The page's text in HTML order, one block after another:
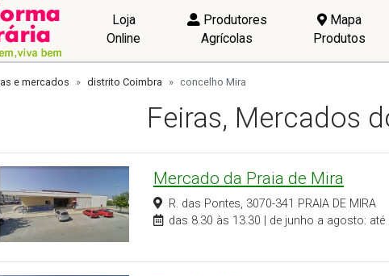
Loja
Online
Produtores
Agrícolas
Mapa
Produtos
e mercados distrito Coimbra concelho Mira
Feiras, Mercados
Mercado da Praia de Mira
R. das Pontes, 3070-341 PRAIA DE MIRA
das 8.30 às 13.30 | de junho a agosto: